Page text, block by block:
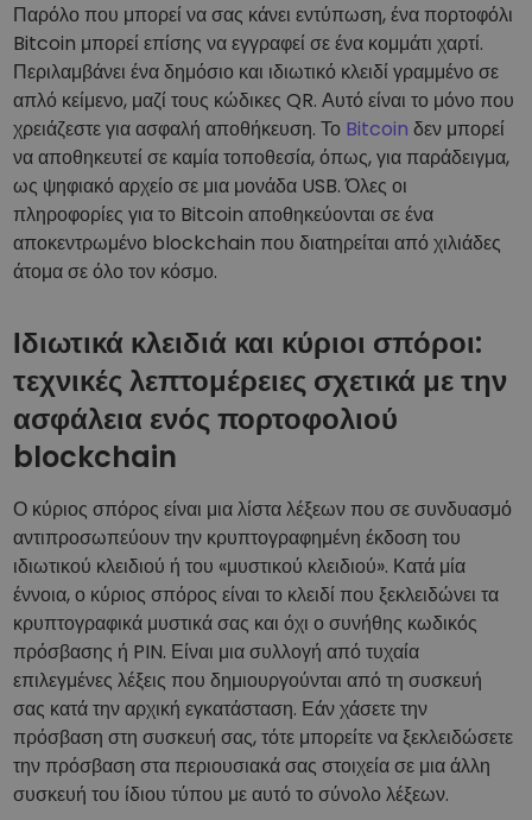
Παρόλο που μπορεί να σας κάνει εντύπωση, ένα πορτοφόλι
Bitcoin μπορεί επίσης να εγγραφεί σε ένα κομμάτι χαρτί.
Περιλαμβάνει ένα δημόσιο και ιδιωτικό κλειδί γραμμένο σε
απλό κείμενο, μαζί τους κώδικες QR. Αυτό είναι το μόνο που
χρειάζεστε για ασφαλή αποθήκευση. Το Bitcoin δεν μπορεί
να αποθηκευτεί σε καμία τοποθεσία, όπως, για παράδειγμα,
ως ψηφιακό αρχείο σε μια μονάδα USB. Όλες οι
πληροφορίες για το Bitcoin αποθηκεύονται σε ένα
αποκεντρωμένο blockchain που διατηρείται από χιλιάδες
άτομα σε όλο τον κόσμο.
Ιδιωτικά κλειδιά και κύριοι σπόροι:
τεχνικές λεπτομέρειες σχετικά με την
ασφάλεια ενός πορτοφολιού
blockchain
Ο κύριος σπόρος είναι μια λίστα λέξεων που σε συνδυασμό
αντιπροσωπεύουν την κρυπτογραφημένη έκδοση του
ιδιωτικού κλειδιού ή του «μυστικού κλειδιού». Κατά μία
έννοια, ο κύριος σπόρος είναι το κλειδί που ξεκλειδώνει τα
κρυπτογραφικά μυστικά σας και όχι ο συνήθης κωδικός
πρόσβασης ή PIN. Είναι μια συλλογή από τυχαία
επιλεγμένες λέξεις που δημιουργούνται από τη συσκευή
σας κατά την αρχική εγκατάσταση. Εάν χάσετε την
πρόσβαση στη συσκευή σας, τότε μπορείτε να ξεκλειδώσετε
την πρόσβαση στα περιουσιακά σας στοιχεία σε μια άλλη
συσκευή του ίδιου τύπου με αυτό το σύνολο λέξεων.